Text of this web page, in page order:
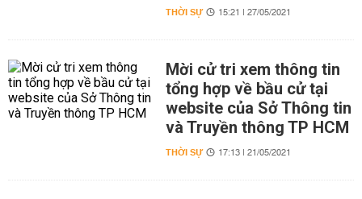
THỜI SỰ 15:21 | 27/05/2021
Mời cử tri xem thông tin
tổng hợp về bầu cử tại
website của Sở Thông tin
và Truyền thông TP HCM
THỜI SỰ 17:13 | 21/05/2021